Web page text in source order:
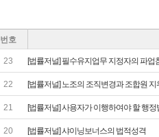
번호
23 [법률저널] 필수유지업무 지정자의 파업
22 [법률저널] 노조의 조직변경과 조합원 지
21 [법률저널] 사용자가 이행하여야 할 행
20 [법률저널] 샤이닝보너스의 법적성격